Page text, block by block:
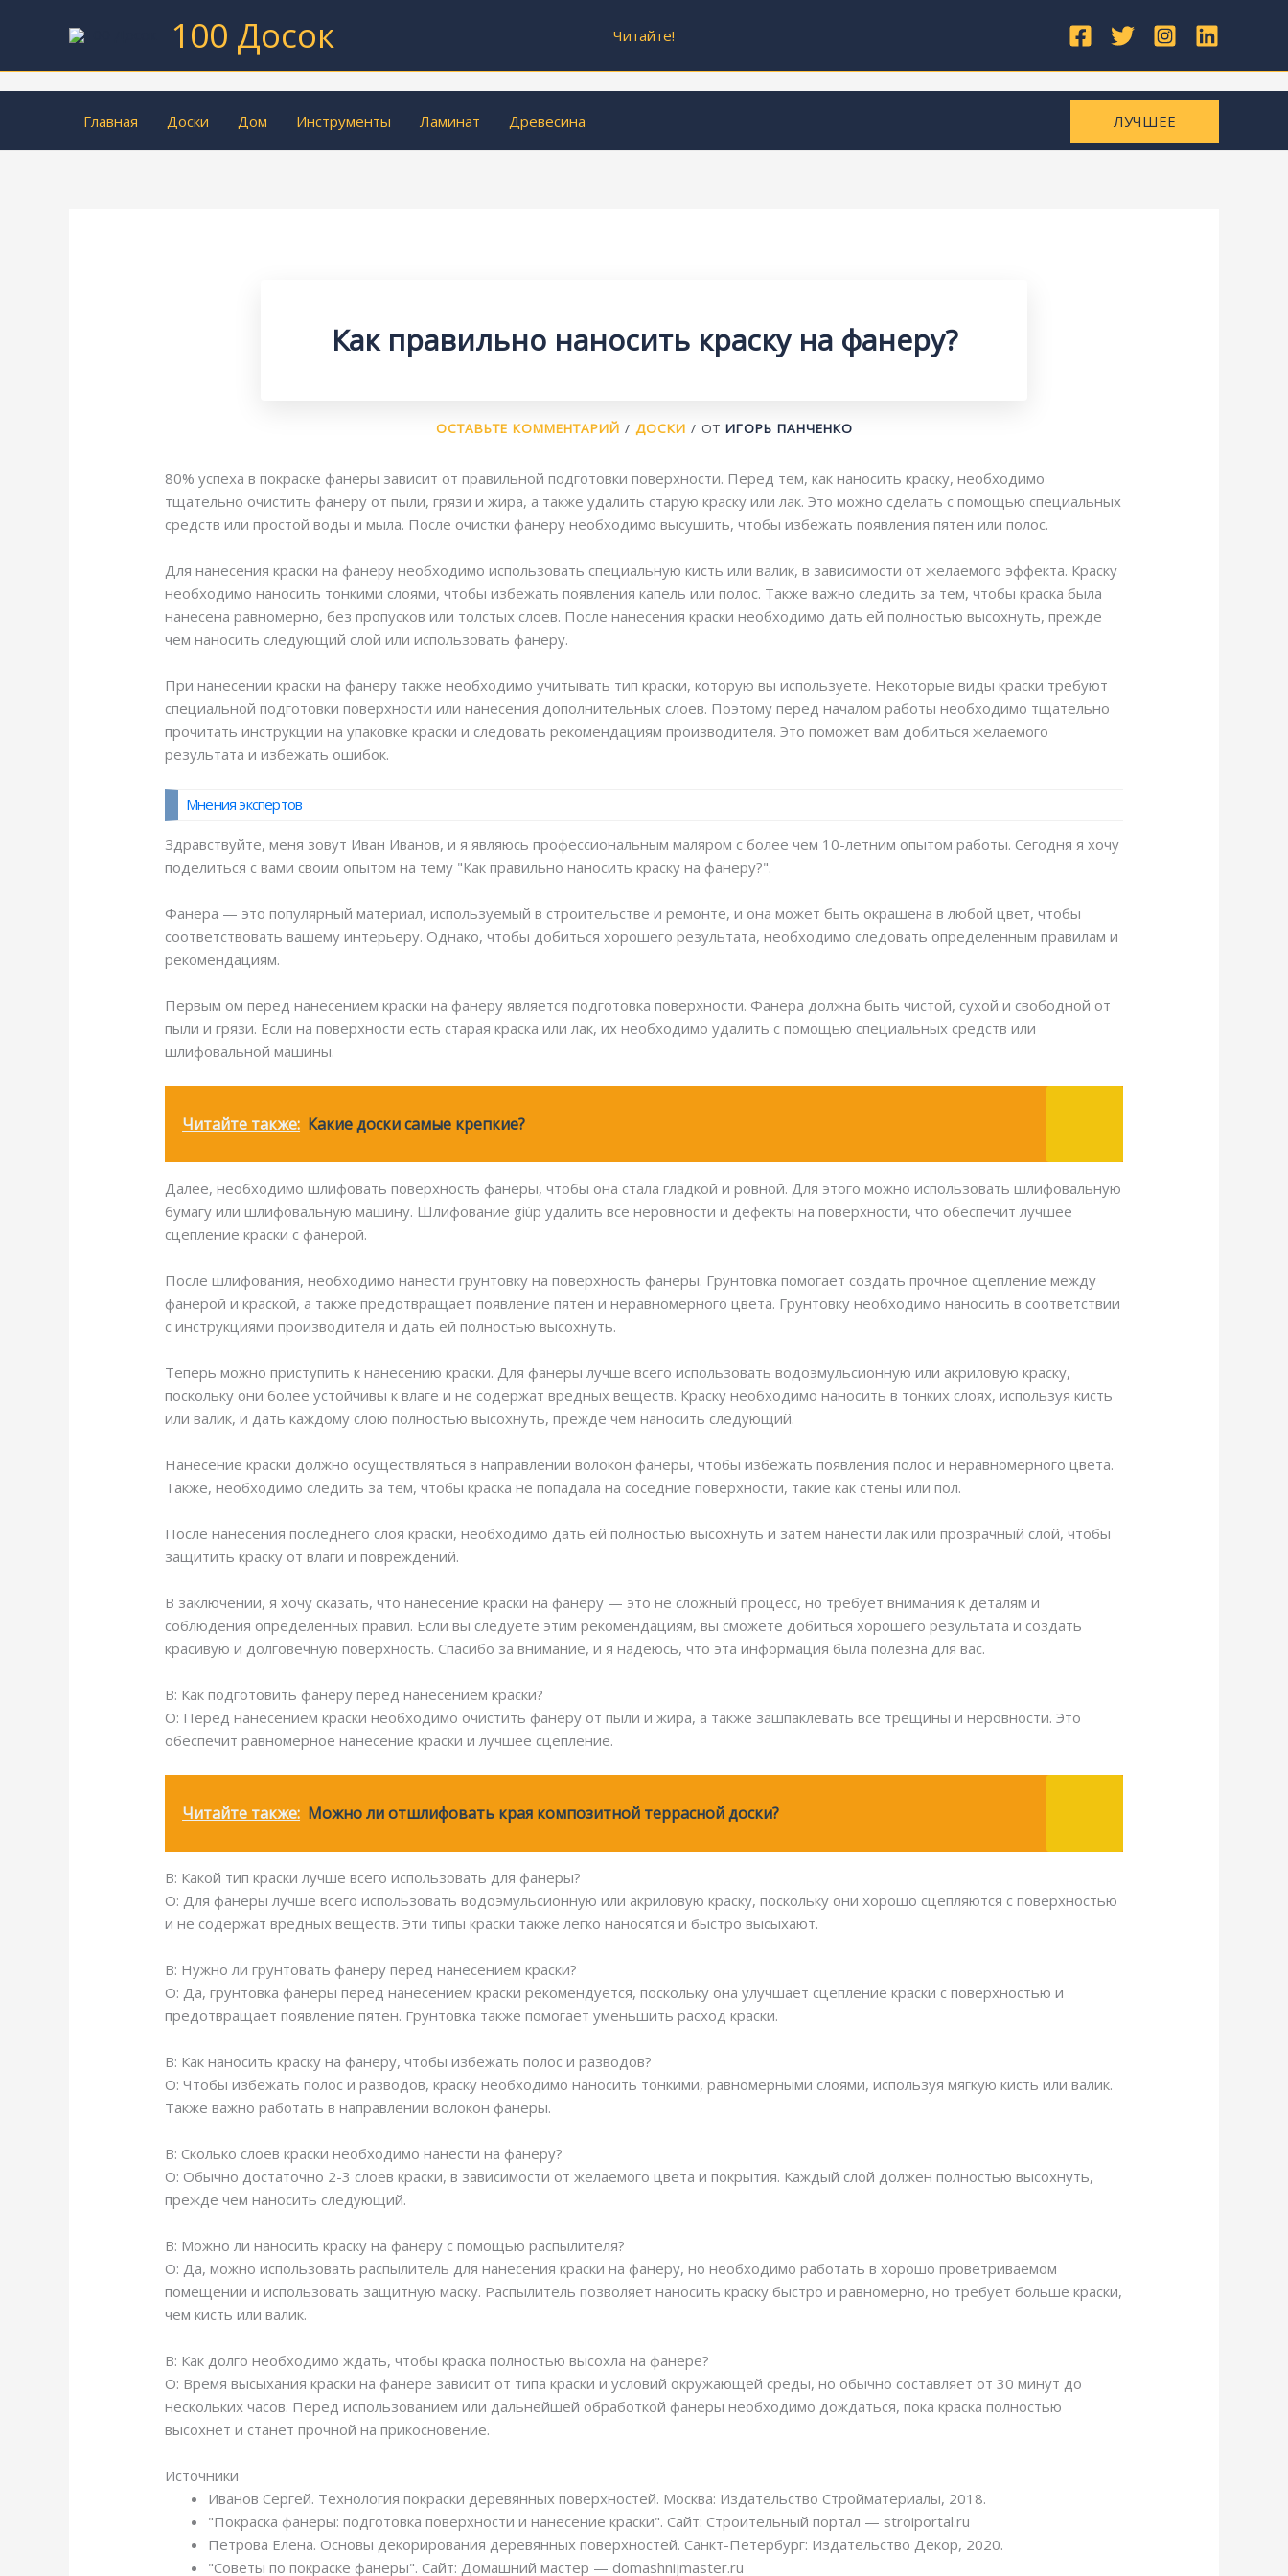
100 Досок Читайте!
Главная Доски Дом Инструменты Ламинат Древесина ЛУЧШЕЕ
Как правильно наносить краску на фанеру?
ОСТАВЬТЕ КОММЕНТАРИЙ / ДОСКИ / ОТ ИГОРЬ ПАНЧЕНКО
80% успеха в покраске фанеры зависит от правильной подготовки поверхности. Перед тем, как наносить краску, необходимо
тщательно очистить фанеру от пыли, грязи и жира, а также удалить старую краску или лак. Это можно сделать с помощью специальных
средств или простой воды и мыла. После очистки фанеру необходимо высушить, чтобы избежать появления пятен или полос.
Для нанесения краски на фанеру необходимо использовать специальную кисть или валик, в зависимости от желаемого эффекта. Краску
необходимо наносить тонкими слоями, чтобы избежать появления капель или полос. Также важно следить за тем, чтобы краска была
нанесена равномерно, без пропусков или толстых слоев. После нанесения краски необходимо дать ей полностью высохнуть, прежде
чем наносить следующий слой или использовать фанеру.
При нанесении краски на фанеру также необходимо учитывать тип краски, которую вы используете. Некоторые виды краски требуют
специальной подготовки поверхности или нанесения дополнительных слоев. Поэтому перед началом работы необходимо тщательно
прочитать инструкции на упаковке краски и следовать рекомендациям производителя. Это поможет вам добиться желаемого
результата и избежать ошибок.
Мнения экспертов
Здравствуйте, меня зовут Иван Иванов, и я являюсь профессиональным маляром с более чем 10-летним опытом работы. Сегодня я хочу
поделиться с вами своим опытом на тему "Как правильно наносить краску на фанеру?".
Фанера — это популярный материал, используемый в строительстве и ремонте, и она может быть окрашена в любой цвет, чтобы
соответствовать вашему интерьеру. Однако, чтобы добиться хорошего результата, необходимо следовать определенным правилам и
рекомендациям.
Первым ом перед нанесением краски на фанеру является подготовка поверхности. Фанера должна быть чистой, сухой и свободной от
пыли и грязи. Если на поверхности есть старая краска или лак, их необходимо удалить с помощью специальных средств или
шлифовальной машины.
Читайте также: Какие доски самые крепкие?
Далее, необходимо шлифовать поверхность фанеры, чтобы она стала гладкой и ровной. Для этого можно использовать шлифовальную
бумагу или шлифовальную машину. Шлифование giúp удалить все неровности и дефекты на поверхности, что обеспечит лучшее
сцепление краски с фанерой.
После шлифования, необходимо нанести грунтовку на поверхность фанеры. Грунтовка помогает создать прочное сцепление между
фанерой и краской, а также предотвращает появление пятен и неравномерного цвета. Грунтовку необходимо наносить в соответствии
с инструкциями производителя и дать ей полностью высохнуть.
Теперь можно приступить к нанесению краски. Для фанеры лучше всего использовать водоэмульсионную или акриловую краску,
поскольку они более устойчивы к влаге и не содержат вредных веществ. Краску необходимо наносить в тонких слоях, используя кисть
или валик, и дать каждому слою полностью высохнуть, прежде чем наносить следующий.
Нанесение краски должно осуществляться в направлении волокон фанеры, чтобы избежать появления полос и неравномерного цвета.
Также, необходимо следить за тем, чтобы краска не попадала на соседние поверхности, такие как стены или пол.
После нанесения последнего слоя краски, необходимо дать ей полностью высохнуть и затем нанести лак или прозрачный слой, чтобы
защитить краску от влаги и повреждений.
В заключении, я хочу сказать, что нанесение краски на фанеру — это не сложный процесс, но требует внимания к деталям и
соблюдения определенных правил. Если вы следуете этим рекомендациям, вы сможете добиться хорошего результата и создать
красивую и долговечную поверхность. Спасибо за внимание, и я надеюсь, что эта информация была полезна для вас.
В: Как подготовить фанеру перед нанесением краски?
О: Перед нанесением краски необходимо очистить фанеру от пыли и жира, а также зашпаклевать все трещины и неровности. Это
обеспечит равномерное нанесение краски и лучшее сцепление.
Читайте также: Можно ли отшлифовать края композитной террасной доски?
В: Какой тип краски лучше всего использовать для фанеры?
О: Для фанеры лучше всего использовать водоэмульсионную или акриловую краску, поскольку они хорошо сцепляются с поверхностью
и не содержат вредных веществ. Эти типы краски также легко наносятся и быстро высыхают.
В: Нужно ли грунтовать фанеру перед нанесением краски?
О: Да, грунтовка фанеры перед нанесением краски рекомендуется, поскольку она улучшает сцепление краски с поверхностью и
предотвращает появление пятен. Грунтовка также помогает уменьшить расход краски.
В: Как наносить краску на фанеру, чтобы избежать полос и разводов?
О: Чтобы избежать полос и разводов, краску необходимо наносить тонкими, равномерными слоями, используя мягкую кисть или валик.
Также важно работать в направлении волокон фанеры.
В: Сколько слоев краски необходимо нанести на фанеру?
О: Обычно достаточно 2-3 слоев краски, в зависимости от желаемого цвета и покрытия. Каждый слой должен полностью высохнуть,
прежде чем наносить следующий.
В: Можно ли наносить краску на фанеру с помощью распылителя?
О: Да, можно использовать распылитель для нанесения краски на фанеру, но необходимо работать в хорошо проветриваемом
помещении и использовать защитную маску. Распылитель позволяет наносить краску быстро и равномерно, но требует больше краски,
чем кисть или валик.
В: Как долго необходимо ждать, чтобы краска полностью высохла на фанере?
О: Время высыхания краски на фанере зависит от типа краски и условий окружающей среды, но обычно составляет от 30 минут до
нескольких часов. Перед использованием или дальнейшей обработкой фанеры необходимо дождаться, пока краска полностью
высохнет и станет прочной на прикосновение.
Источники
Иванов Сергей. Технология покраски деревянных поверхностей. Москва: Издательство Стройматериалы, 2018.
"Покраска фанеры: подготовка поверхности и нанесение краски". Сайт: Строительный портал — stroiportal.ru
Петрова Елена. Основы декорирования деревянных поверхностей. Санкт-Петербург: Издательство Декор, 2020.
"Советы по покраске фанеры". Сайт: Домашний мастер — domashnijmaster.ru